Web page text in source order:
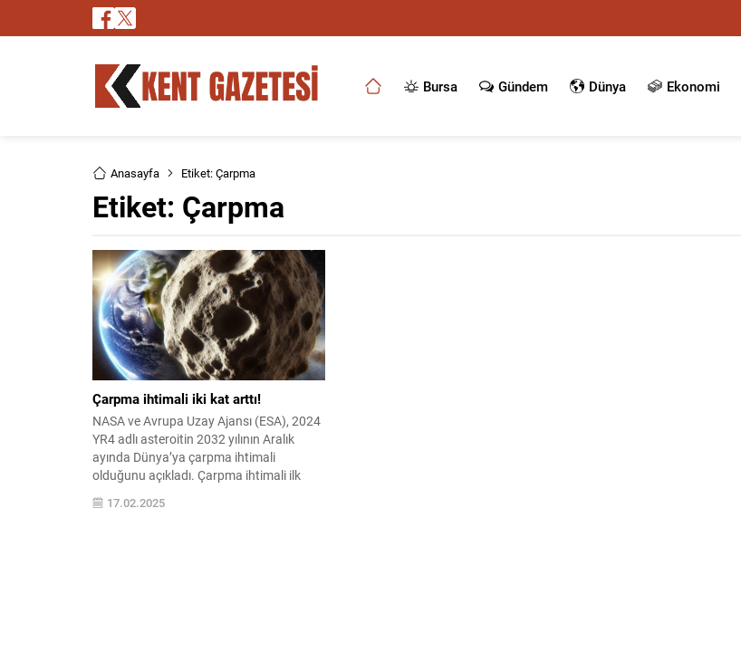
Bursa Gündem Dünya Ekonomi
Anasayfa Etiket: Çarpma
Etiket: Çarpma
Çarpma ihtimali iki kat arttı!
NASA ve Avrupa Uzay Ajansı (ESA), 2024
YR4 adlı asteroitin 2032 yılının Aralık
ayında Dünya’ya çarpma ihtimali
olduğunu açıkladı. Çarpma ihtimali ilk
hesaplanan oranın iki katına çıktı.
17.02.2025